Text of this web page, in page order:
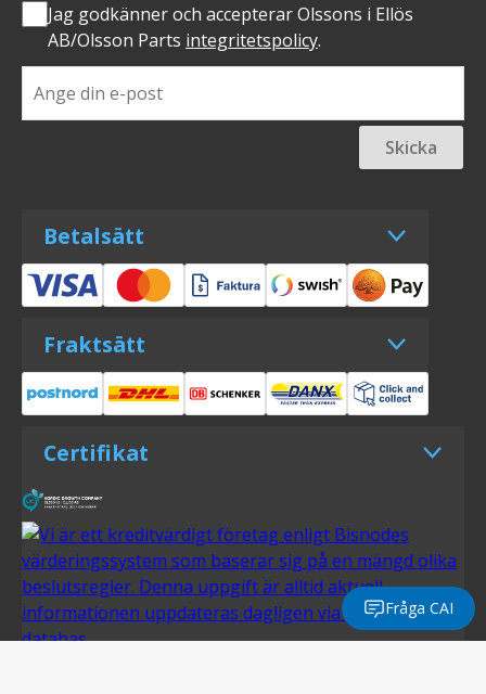
Jag godkänner och accepterar Olssons i Ellös
AB/Olsson Parts integritetspolicy.
Skicka
Betalsätt
Fraktsätt
Certifikat
Fråga CAI